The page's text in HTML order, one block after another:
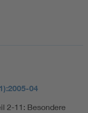
04
2-11: Besondere